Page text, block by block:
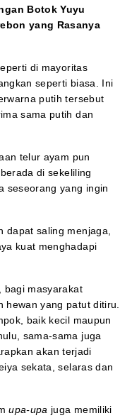
Botok Yuyu
yang Rasanya
di mayoritas
seperti biasa. Ini
putih tersebut
sama putih dan
telur ayam pun
di sekeliling
seseorang yang ingin
dapat saling menjaga,
kuat menghadapi
bagi masyarakat
hewan yang patut ditiru.
baik kecil maupun
sama-sama juga
akan terjadi
sekata, selaras dan
upa-upa juga memiliki